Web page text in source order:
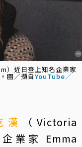
）近日登上知名企業家
圖／擷自YouTube／
漢
（Victoria
業家 Emma